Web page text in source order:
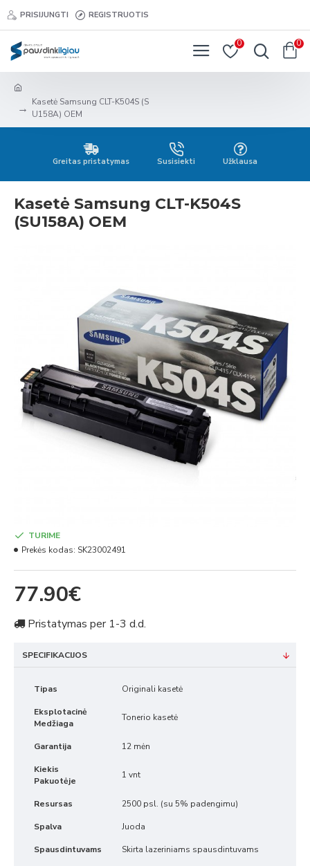
PRISIJUNGTI REGISTRUOTIS
0 0
Kasetė Samsung CLT-K504S (S
U158A) OEM
Greitas pristatymas Susisiekti Užklausa
Kasetė Samsung CLT-K504S
(SU158A) OEM
77.90€
TURIME
Prekės kodas: SK23002491
Pristatymas per 1-3 d.d.
SPECIFIKACIJOS
Tipas Originali kasetė
Eksplotacinė
Medžiaga
Tonerio kasetė
Garantija 12 mėn
Kiekis
Pakuotėje
1 vnt
Resursas 2500 psl. (su 5% padengimu)
Spalva Juoda
Spausdintuvams Skirta lazeriniams spausdintuvams